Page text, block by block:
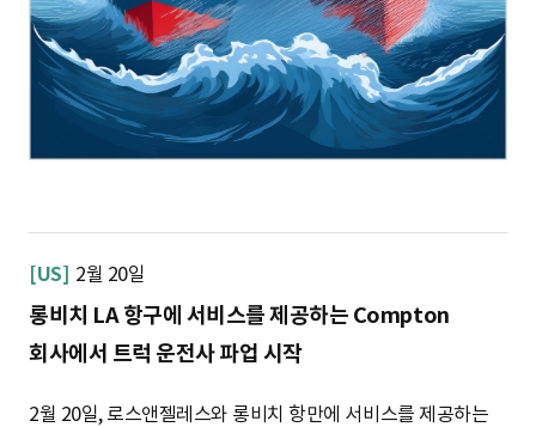
[US] 2월 20일
롱비치 LA 항구에 서비스를 제공하는 Compton
회사에서 트럭 운전사 파업 시작
2월 20일, 로스앤젤레스와 롱비치 항만에 서비스를 제공하는